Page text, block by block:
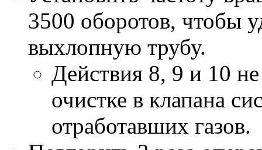
3500 оборотов, чтобы
выхлопную трубу.
Действия 8, 9 и 10
очистке в клапана
отработавших газов.